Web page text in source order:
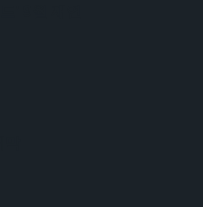
’ 9월 재연